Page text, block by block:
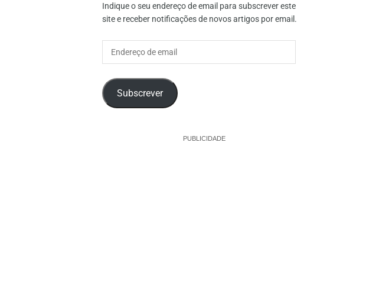
Indique o seu endereço de email para subscrever este
site e receber notificações de novos artigos por email.
Subscrever
PUBLICIDADE